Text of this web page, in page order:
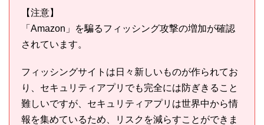
【注意】
「Amazon」を騙るフィッシング攻撃の増加が確認
されています。
フィッシングサイトは日々新しいものが作られてお
り、セキュリティアプリでも完全には防ぎきること
難しいですが、セキュリティアプリは世界中から情
報を集めているため、リスクを減らすことができま